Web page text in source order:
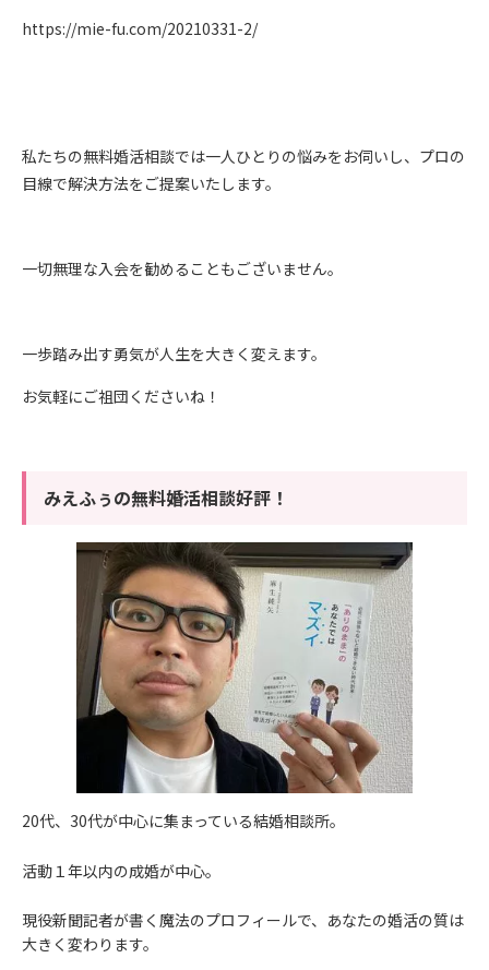
https://mie-fu.com/20210331-2/
私たちの無料婚活相談では一人ひとりの悩みをお伺いし、プロの
目線で解決方法をご提案いたします。
一切無理な入会を勧めることもございません。
一歩踏み出す勇気が人生を大きく変えます。
お気軽にご祖団くださいね！
みえふぅの無料婚活相談好評！
20代、30代が中心に集まっている結婚相談所。
活動１年以内の成婚が中心。
現役新聞記者が書く魔法のプロフィールで、あなたの婚活の質は
大きく変わります。